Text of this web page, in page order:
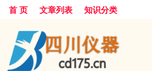
首 页 文章列表 知识分类